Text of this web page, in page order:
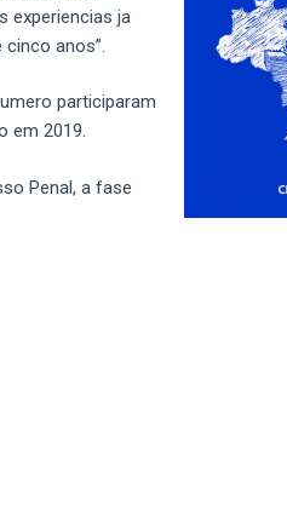
experiencias ja
anos”.
participaram
em 2019.
Penal, a fase